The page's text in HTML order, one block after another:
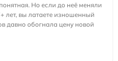
Но если до неё меняли
лет, вы латаете изношенный
давно обогнала цену новой